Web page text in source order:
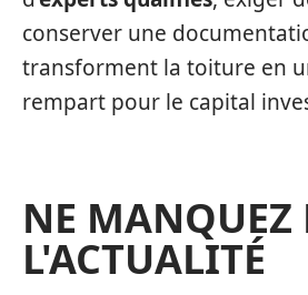
conserver une
transforment la toiture en
rempart pour le capital
NE MANQUEZ
L'ACTUALITÉ